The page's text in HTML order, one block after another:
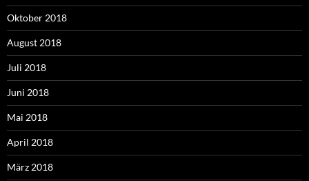
Oktober 2018
August 2018
Juli 2018
Juni 2018
Mai 2018
April 2018
März 2018